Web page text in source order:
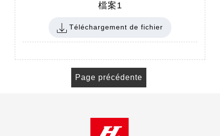
檔案1
Téléchargement de fichier
Page précédente